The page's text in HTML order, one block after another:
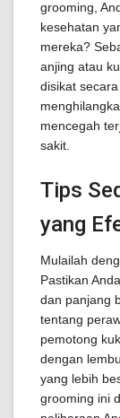
grooming,
kesehatan
mereka?
anjing atau
disikat
mencegah
sakit.
Tips
yang
Mulailah
Pastikan
dan panjang
tentang
pemotong
dengan
yang lebih
grooming ini